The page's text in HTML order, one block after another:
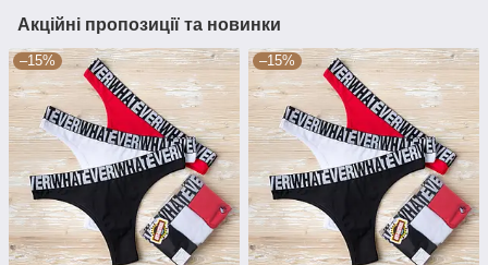
Акційні пропозиції та новинки
–15% –15%